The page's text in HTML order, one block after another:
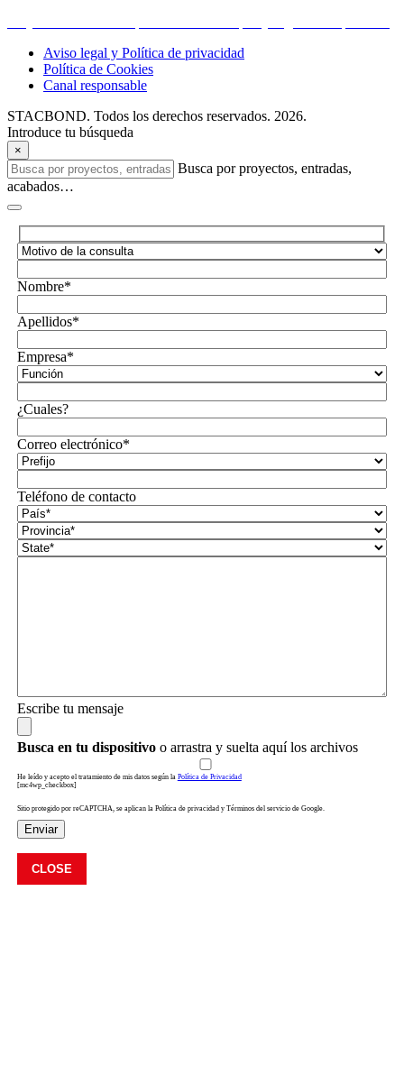
Aviso legal y Política de privacidad
Política de Cookies
Canal responsable
STACBOND. Todos los derechos reservados. 2026.
Introduce tu búsqueda
×
Busca por proyectos, entradas,
acabados…
Nombre*
Apellidos*
Empresa*
¿Cuales?
Correo electrónico*
Teléfono de contacto
Escribe tu mensaje
Busca en tu dispositivoo arrastra y suelta aquí los archivos
He leído y acepto el tratamiento de mis datos según la Política de Privacidad
[mc4wp_checkbox]
Sitio protegido por reCAPTCHA, se aplican la Política de privacidad y Términos del servicio de Google.
Enviar
CLOSE